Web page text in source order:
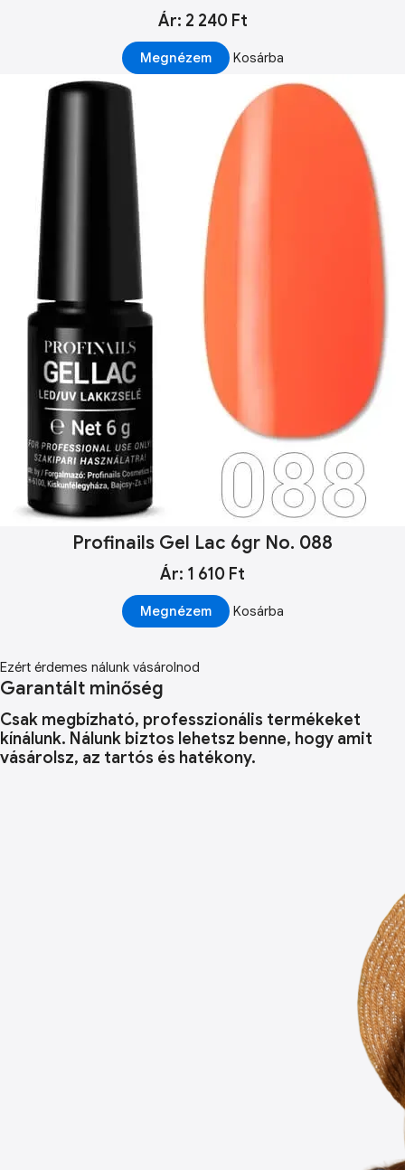
Ár: 2 240 Ft
Megnézem Kosárba
Profinails Gel Lac 6gr No. 088
Ár: 1 610 Ft
Megnézem Kosárba
Ezért érdemes nálunk vásárolnod
Garantált minőség
Csak megbízható, professzionális termékeket
kínálunk. Nálunk biztos lehetsz benne, hogy amit
vásárolsz, az tartós és hatékony.